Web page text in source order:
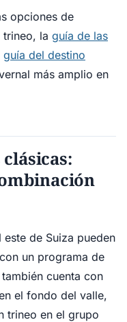
opciones de
trineo, la guía de las
guía del destino
más amplio en
de Suiza pueden
con un programa de
cuenta con
el fondo del valle,
trineo en el grupo